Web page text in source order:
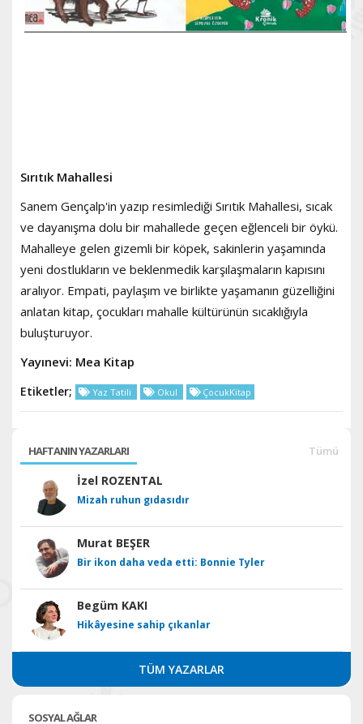
Sırıtık Mahallesi
Sanem Gençalp'in yazıp resimlediği Sırıtık Mahallesi, sıcak
ve dayanışma dolu bir mahallede geçen eğlenceli bir öykü.
Mahalleye gelen gizemli bir köpek, sakinlerin yaşamında
yeni dostlukların ve beklenmedik karşılaşmaların kapısını
aralıyor. Empati, paylaşım ve birlikte yaşamanın güzelliğini
anlatan kitap, çocukları mahalle kültürünün sıcaklığıyla
buluşturuyor.
Yayınevi: Mea Kitap
Etiketler; Yaz Tatili Okul ÇocukKitap
HAFTANIN YAZARLARI Tümü
İzel ROZENTAL
Mizah ruhun gıdasıdır
Murat BEŞER
Bir ikon daha veda etti: Bonnie Tyler
Begüm KAKI
Hikâyesine sahip çıkanlar
TÜM YAZARLAR
SOSYAL AĞLAR